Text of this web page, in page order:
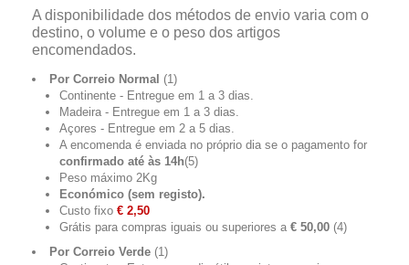
A disponibilidade dos métodos de envio varia com o
destino, o volume e o peso dos artigos
encomendados.
Por Correio Normal (1)
Continente - Entregue em 1 a 3 dias.
Madeira - Entregue em 1 a 3 dias.
Açores - Entregue em 2 a 5 dias.
A encomenda é enviada no próprio dia se o pagamento for
confirmado até às 14h(5)
Peso máximo 2Kg
Económico (sem registo).
Custo fixo € 2,50
Grátis para compras iguais ou superiores a € 50,00 (4)
Por Correio Verde (1)